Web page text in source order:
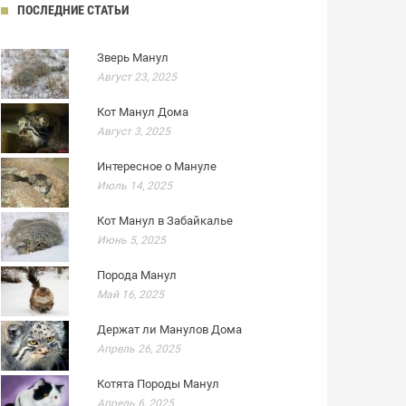
ПОСЛЕДНИЕ СТАТЬИ
Зверь Манул
Август 23, 2025
Кот Манул Дома
Август 3, 2025
Интересное о Мануле
Июль 14, 2025
Кот Манул в Забайкалье
Июнь 5, 2025
Порода Манул
Май 16, 2025
Держат ли Манулов Дома
Апрель 26, 2025
Котята Породы Манул
Апрель 6, 2025